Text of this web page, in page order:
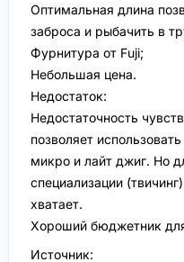
Оптимальная длина
заброса и рыбачить в
Фурнитура от Fuji;
Небольшая цена.
Недостаток:
Недостаточность
позволяет
микро и лайт джиг. Но
специализации
хватает.
Хороший бюджетник
Источник: